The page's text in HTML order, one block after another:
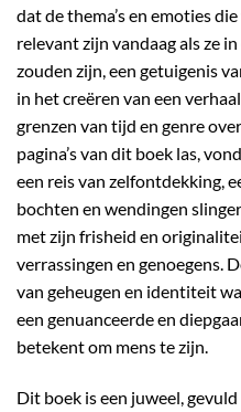
dat de thema’s en emoties
relevant zijn vandaag als ze
zouden zijn, een getuigenis
in het creëren van een
grenzen van tijd en genre
pagina’s van dit boek las,
een reis van zelfontdekking,
bochten en wendingen
met zijn frisheid en
verrassingen en genoegens.
van geheugen en identiteit
een genuanceerde en
betekent om mens te zijn.
Dit boek is een juweel,